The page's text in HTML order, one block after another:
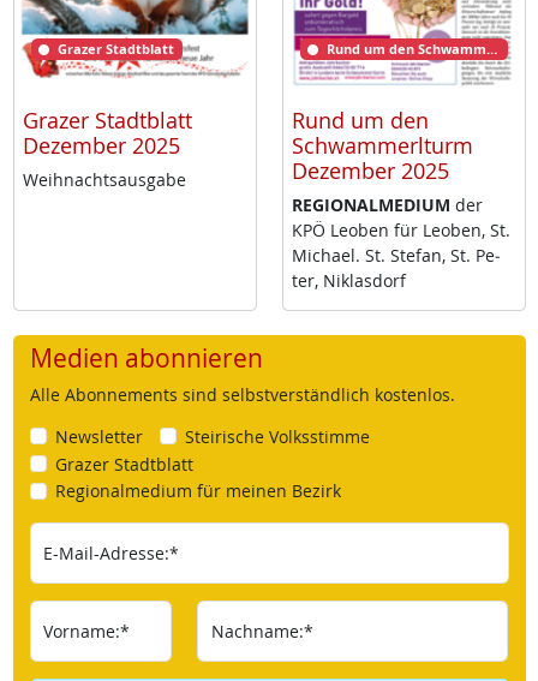
Grazer Stadtblatt
Grazer Stadtblatt
Dezember 2025
Weih­nachts­aus­ga­be
Rund um den Schwammerlturm
Rund um den
Schwammerlturm
Dezember 2025
RE­GIO­NAL­ME­DI­UM der
KPÖ Leo­ben für Leo­ben, St.
Mi­cha­el. St. Ste­fan, St. Pe­
ter, Niklas­dorf
Medien abonnieren
Alle Abonnements sind selbstverständlich kostenlos.
Newsletter
Steirische Volksstimme
Grazer Stadtblatt
Regionalmedium für meinen Bezirk
E-Mail-Adresse:*
Vorname:* Nachname:*